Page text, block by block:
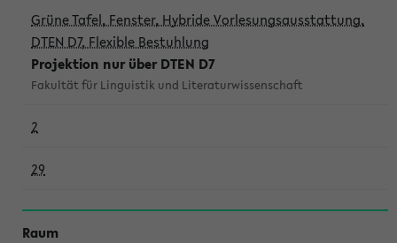
Grüne Tafel, Fenster, Hybride Vorlesungsausstattung,
DTEN D7, Flexible Bestuhlung
Projektion nur über DTEN D7
Fakultät für Linguistik und Literaturwissenschaft
2
29